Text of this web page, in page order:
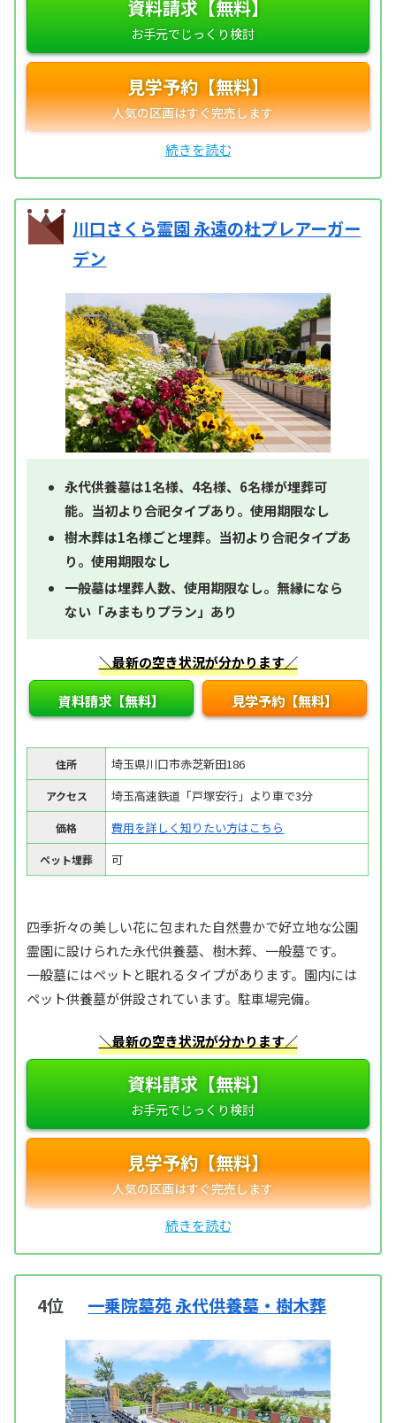
資料請求【無料】
見学予約【無料】
川口さくら霊園 永遠の杜プレアーガー
デン
永代供養墓は1名様、4名様、6名様が埋葬可
能。当初より合祀タイプあり。使用期限なし
樹木葬は1名様ごと埋葬。当初より合祀タイプあ
り。使用期限なし
一般墓は埋葬人数、使用期限なし。無縁になら
ない「みまもりプラン」あり
＼最新の空き状況が分かります／
資料請求【無料】 見学予約【無料】
住所 埼玉県川口市赤芝新田186
アクセス 埼玉高速鉄道「戸塚安行」より車で3分
価格 費用を詳しく知りたい方はこちら
ペット埋葬 可
四季折々の美しい花に包まれた自然豊かで好立地な公園
霊園に設けられた永代供養墓、樹木葬、一般墓です。
一般墓にはペットと眠れるタイプがあります。園内には
ペット供養墓が併設されています。駐車場完備。
＼最新の空き状況が分かります／
資料請求【無料】
見学予約【無料】
4位 一乗院墓苑 永代供養墓・樹木葬